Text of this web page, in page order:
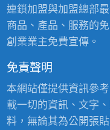
連鎖加盟與加盟總部
商品、產品、服務的
創業業主免費宣傳。
免責聲明
本網站僅提供資訊參
載一切的資訊、文字
料，無論其為公開張